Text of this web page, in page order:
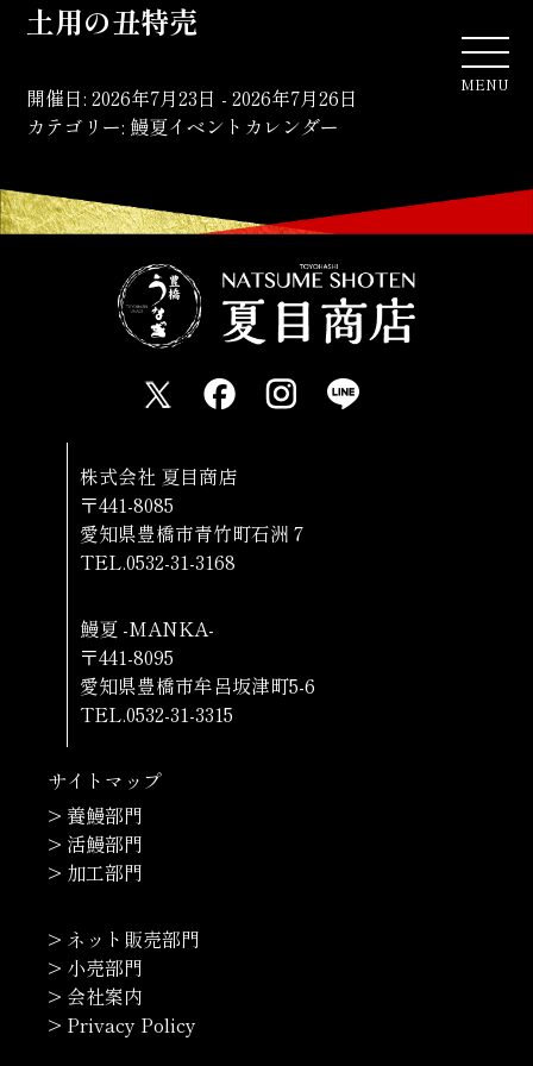
MENU
土用の丑特売
開催日: 2026年7月23日 - 2026年7月26日
カテゴリー: 鰻夏イベントカレンダー
株式会社 夏目商店
〒441-8085
愛知県豊橋市青竹町石洲７
TEL.0532-31-3168
鰻夏 -MANKA-
〒441-8095
愛知県豊橋市牟呂坂津町5-6
TEL.0532-31-3315
サイトマップ
> 養鰻部門
> 活鰻部門
> 加工部門
> ネット販売部門
> 小売部門
> 会社案内
> Privacy Policy